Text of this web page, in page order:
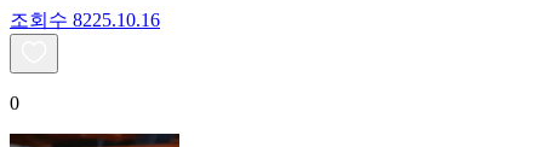
조회수 8225.10.16
0